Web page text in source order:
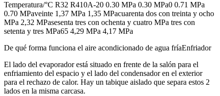
Temperatura/°C R32 R410A-20 0.30 MPa 0.30 MPa0 0.71 MPa
0.70 MPaveinte 1,37 MPa 1,35 MPacuarenta dos con treinta y ocho
MPa 2,32 MPasesenta tres con ochenta y cuatro MPa tres con
setenta y tres MPa65 4,29 MPa 4,17 MPa
De qué forma funciona el aire acondicionado de agua fríaEnfriador
El lado del evaporador está situado en frente de la salón para el
enfriamiento del espacio y el lado del condensador en el exterior
para el rechazo de calor. Hay un tabique aislado que separa estos 2
lados en la misma carcasa.